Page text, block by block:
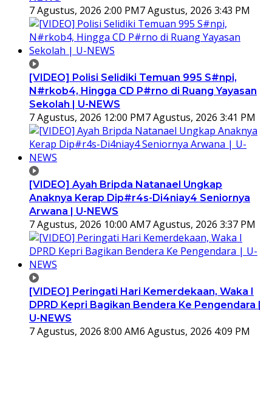
7 Agustus, 2026 2:00 PM7 Agustus, 2026 3:43 PM
[VIDEO] Polisi Selidiki Temuan 995 S#npi,
N#rkob4, Hingga CD P#rno di Ruang Yayasan
Sekolah | U-NEWS
7 Agustus, 2026 12:00 PM7 Agustus, 2026 3:41 PM
[VIDEO] Ayah Bripda Natanael Ungkap
Anaknya Kerap Dip#r4s-Di4niay4 Seniornya
Arwana | U-NEWS
7 Agustus, 2026 10:00 AM7 Agustus, 2026 3:37 PM
[VIDEO] Peringati Hari Kemerdekaan, Waka I
DPRD Kepri Bagikan Bendera Ke Pengendara |
U-NEWS
7 Agustus, 2026 8:00 AM6 Agustus, 2026 4:09 PM